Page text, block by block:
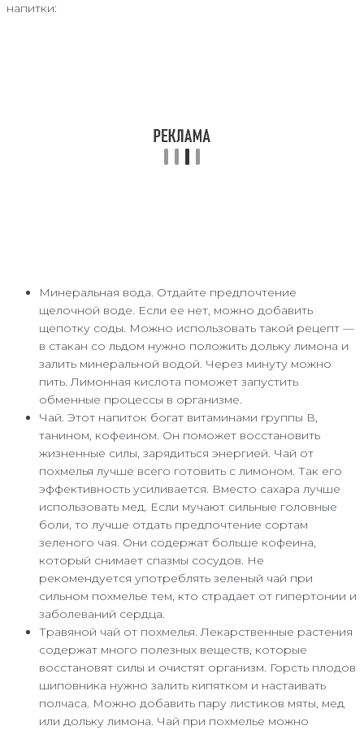
напитки:
Минеральная вода. Отдайте предпочтение
щелочной воде. Если ее нет, можно добавить
щепотку соды. Можно использовать такой рецепт —
в стакан со льдом нужно положить дольку лимона и
залить минеральной водой. Через минуту можно
пить. Лимонная кислота поможет запустить
обменные процессы в организме.
Чай. Этот напиток богат витаминами группы В,
танином, кофеином. Он поможет восстановить
жизненные силы, зарядиться энергией. Чай от
похмелья лучше всего готовить с лимоном. Так его
эффективность усиливается. Вместо сахара лучше
использовать мед. Если мучают сильные головные
боли, то лучше отдать предпочтение сортам
зеленого чая. Они содержат больше кофеина,
который снимает спазмы сосудов. Не
рекомендуется употреблять зеленый чай при
сильном похмелье тем, кто страдает от гипертонии и
заболеваний сердца.
Травяной чай от похмелья. Лекарственные растения
содержат много полезных веществ, которые
восстановят силы и очистят организм. Горсть плодов
шиповника нужно залить кипятком и настаивать
полчаса. Можно добавить пару листиков мяты, мед
или дольку лимона. Чай при похмелье можно